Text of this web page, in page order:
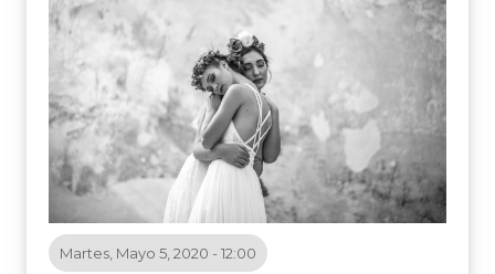
Martes, Mayo 5, 2020 - 12:00